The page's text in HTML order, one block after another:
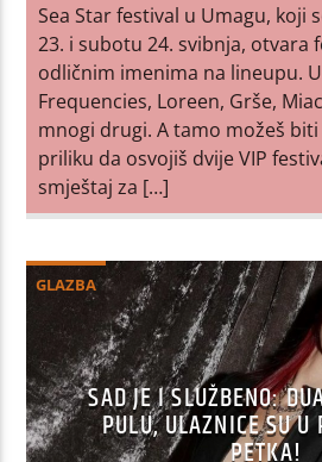
Sea Star festival u Umagu, koji
23. i subotu 24. svibnja, otvara
odličnim imenima na lineupu.
Frequencies, Loreen, Grše,
mnogi drugi. A tamo možeš
priliku da osvojiš dvije VIP
smještaj za […]
GLAZBA
SAD JE I SLUŽBENO:
PULU, ULAZNICE SU U
PETKA!